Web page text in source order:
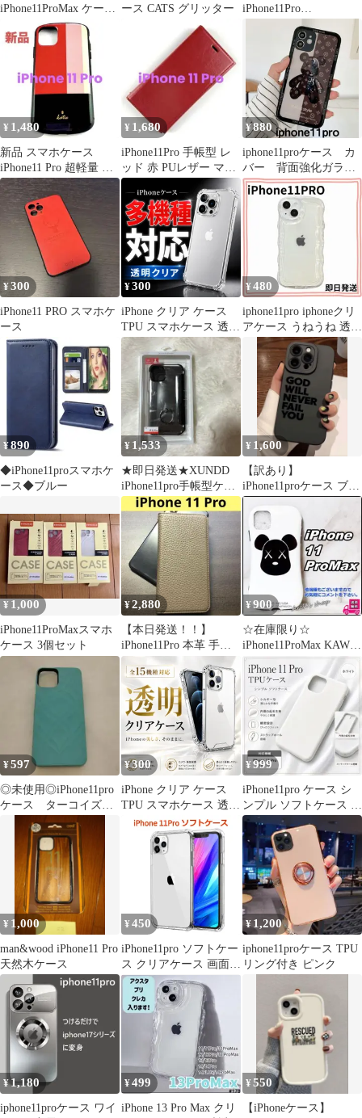
iPhone11ProMax ケース
イラスト調 レッド×ブ
ルー
ース CATS グリッター
iPhone11Pro
iPhone11ProMax iPhone
用カメラレンズカバー
保護フィルム フィルム
カメラカバー カメラ保
護 レンズ 強化 カメラ
レンズ ケース ＊M-シ
ョップス
¥ 1,480
新品 スマホケース
iPhone11 Pro 超軽量 極
薄 トリコロールピンク
¥ 1,680
iPhone11Pro 手帳型 レ
ッド 赤 PUレザー マグ
ネット カード収納
¥880
iphone11proケース カ
バー 背面強化ガラス
璃熊 茶色
¥300
iPhone11 PRO スマホケ
ース
¥300
iPhone クリア ケース
TPU スマホケース 透明
iphone6 6s iphone7 8 SE
2 3 iphoneX XS iphone11
11pro 11promax iphone12
12mini iphone13
iphone13mini
¥480
iphone11pro iphoneクリ
アケース うねうね 透明
ソフトケース
¥890
◆iPhone11proスマホケ
ース◆ブルー
¥ 1,533
★即日発送★XUNDD
iPhone11pro手帳型ケー
ス
¥ 1,600
【訳あり】
iPhone11proケース ブラ
ック
¥ 1,000
iPhone11ProMaxスマホ
ケース 3個セット
¥2,880
【本日発送！！】
iPhone11Pro 本革 手帳
型スマホケース グレー
ジュ
¥900
☆在庫限り☆
iPhone11ProMax KAWS
カウズ ベアブリック
¥597
◎未使用◎iPhone11pro
ケース ターコイズブ
ルー 5.８インチ 鏡
¥300
iPhone クリア ケース
TPU スマホケース 透明
iphone17 iphone7 8 SE 2
3 iphoneX XS iphone11
11pro 11promax iphone12
12mini iphone13
iphone13mini
¥999
iPhone11pro ケース シ
ンプル ソフトケース 白
ホワイト 新品
¥ 1,000
man&wood iPhone11 Pro
天然木ケース
¥ 450
iPhone11pro ソフトケー
ス クリアケース 画面保
護 TPU素材 耐衝撃
TPU素材 耐衝撃 一体型
レンズ保護 角落ち防御
¥ 1,200
iphone11proケース TPU
リング付き ピンク
¥1,180
iphone11proケース ワイ
¥499
iPhone 13 Pro Max クリ
¥550
【iPhoneケース】